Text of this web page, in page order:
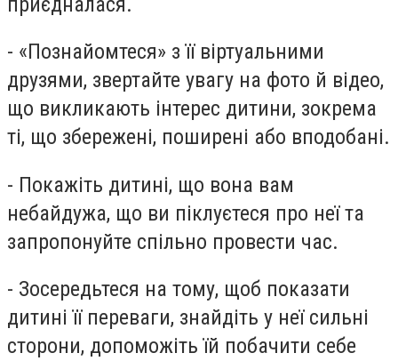
- «Познайомтеся» з її віртуальними
друзями, звертайте увагу на фото й відео,
що викликають інтерес дитини, зокрема
ті, що збережені, поширені або вподобані.
- Покажіть дитині, що вона вам
небайдужа, що ви піклуєтеся про неї та
запропонуйте спільно провести час.
- Зосередьтеся на тому, щоб показати
дитині її переваги, знайдіть у неї сильні
сторони, допоможіть їй побачити себе